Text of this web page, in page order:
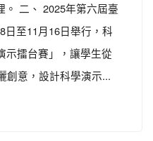
。 二、 2025年第六屆臺
日至11月16日舉行，科
示擂台賽」，讓學生從
創意，設計科學演示...